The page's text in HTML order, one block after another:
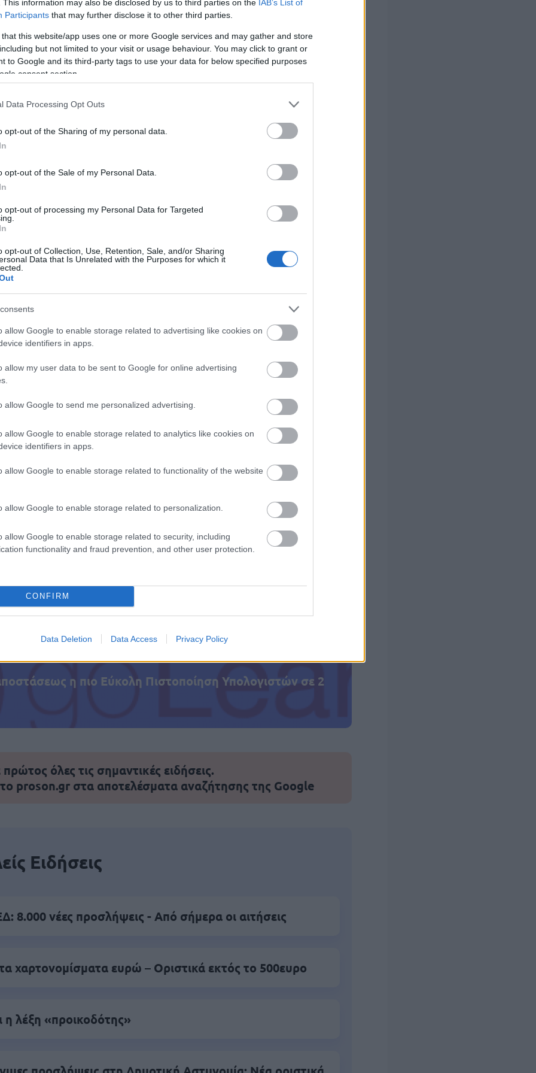
This information may also be disclosed by us to third parties on the IAB’s List of
Participants that may further disclose it to other third parties.
that this website/app uses one or more Google services and may gather and store
but not limited to your visit or usage behaviour. You may click to grant or
to Google and its third-party tags to use your data for below specified purposes
consent section.
Data Processing Opt Outs
opt-out of the Sharing of my personal data.
opt-out of the Sale of my Personal Data.
opt-out of processing my Personal Data for Targeted
opt-out of Collection, Use, Retention, Sale, and/or Sharing
Data that Is Unrelated with the Purposes for which it
allow Google to enable storage related to advertising like cookies on
identifiers in apps.
allow my user data to be sent to Google for online advertising
allow Google to send me personalized advertising.
allow Google to enable storage related to analytics like cookies on
identifiers in apps.
allow Google to enable storage related to functionality of the website
allow Google to enable storage related to personalization.
allow Google to enable storage related to security, including
functionality and fraud prevention, and other user protection.
CONFIRM
Data Deletion Data Access Privacy Policy
δουλειάς. Αν κάτι πήγαινε στραβά, όλοι γύριζαν και κοιτούσαν
να ολοκληρώσω ένα έργο που κανονικά απαιτούσε
εβδομάδα δουλειάς
Δεν σήκωσα καν το κεφάλι από την οθόνη. Παρήγγειλα καφέ, μετά
μετά άλλον έναν. Στις δέκα το βράδυ παρέδωσα ό,τι μου είχαν
σημαίνει ότι μπορούμε να σου αναθέτουμε περισσότερα».
ότι αντέχεις,τόσο περισσότερο δοκιμάζουν τα όριά σου
να φοβάμαι να δείξω ότι είμαι ικανός, γιατί ήξερα ότι η
θα ήταν η αναγνώριση, αλλά
που συνειδητοποίησα πως η εργασιακή τρέλα δεν είναι οι πολλές
κάνουν να πιστεύεις ότι πρέπει συνεχώς να αποδεικνύεις την αξία σου,
δεν θα είναι ποτέ αρκετό
μπορείτε να τις βρίσκετε κάθε Δευτέρα στην αντίστοιχη
εργασιακής τρέλας.
, ιστορίες εργασιακής τρέλας που έχετε βιώσει για να τις
Αγγλικών σε μόνο 2 ημέρες στα χέρια σας
η πιο Εύκολη Πιστοποίηση Υπολογιστών σε 2
όλες τις σημαντικές ειδήσεις.
proson.gr στα αποτελέσματα αναζήτησης της Google
Ειδήσεις
8.000 νέες προσλήψεις - Από σήμερα οι αιτήσεις
χαρτονομίσματα ευρώ – Οριστικά εκτός το 500ευρο
η λέξη «προικοδότης»